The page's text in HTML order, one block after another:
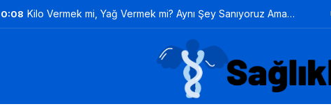
0:08 Kilo Vermek mi, Yağ Vermek mi? Aynı Şey Sanıyoruz Ama